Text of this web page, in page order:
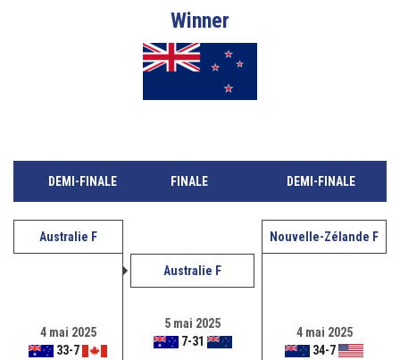
Winner
DEMI-FINALE FINALE DEMI-FINALE
Australie F Nouvelle-Zélande F
4 mai 2025
33-7
Australie F
4 mai 2025
34-7
5 mai 2025
7-31